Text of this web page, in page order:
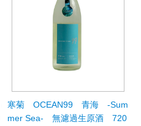
寒菊 OCEAN99 青海 -Sum
mer Sea- 無濾過生原酒 720